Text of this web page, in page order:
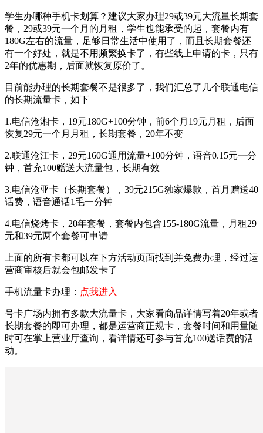
学生办哪种手机卡划算？建议大家办理29或39元大流量长期套
餐，29或39元一个月的月租，学生也能承受的起，套餐内有
180G左右的流量，足够日常生活中使用了，而且长期套餐还
有一个好处，就是不用频繁换卡了，有些线上申请的卡，只有
2年的优惠期，后面就恢复原价了。
目前能办理的长期套餐不是很多了，我们汇总了几个联通电信
的长期流量卡，如下
1.电信沧湘卡，19元180G+100分钟，前6个月19元月租，后面
恢复29元一个月月租，长期套餐，20年不变
2.联通沧江卡，29元160G通用流量+100分钟，语音0.15元一分
钟，首充100赠送大流量包，长期有效
3.电信沧亚卡（长期套餐），39元215G独家爆款，首月赠送40
话费，语音通话1毛一分钟
4.电信烧烤卡，20年套餐，套餐内包含155-180G流量，月租29
元和39元两个套餐可申请
上面的所有卡都可以在下方活动页面找到并免费办理，经过运
营商审核后就会包邮发卡了
手机流量卡办理： 点我进入
号卡广场内拥有多款大流量卡，大家看商品详情写着20年或者
长期套餐的即可办理，都是运营商正规卡，套餐时间和用量随
时可在掌上营业厅查询，看详情还可参与首充100送话费的活
动。